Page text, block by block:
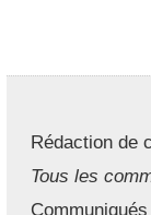
Rédaction de
Tous les